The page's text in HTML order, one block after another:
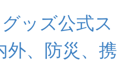
ッズ公式ス
外、防災、携